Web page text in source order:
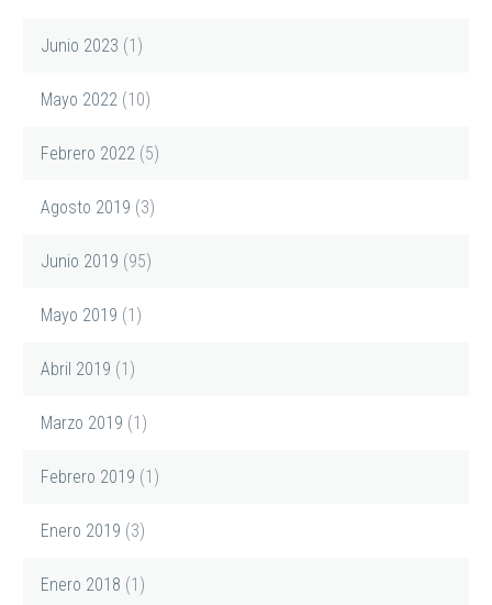
Junio 2023 (1)
Mayo 2022 (10)
Febrero 2022 (5)
Agosto 2019 (3)
Junio 2019 (95)
Mayo 2019 (1)
Abril 2019 (1)
Marzo 2019 (1)
Febrero 2019 (1)
Enero 2019 (3)
Enero 2018 (1)